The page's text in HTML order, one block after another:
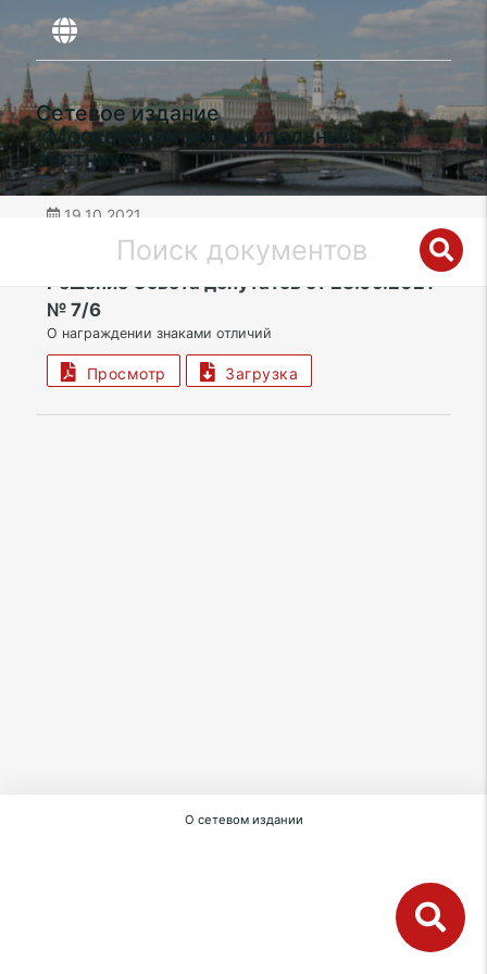
Сетевое издание
«Московский муниципальный
вестник»
19.10.2021
НАО | Поселение Десеновское
Решение Совета депутатов от 28.09.2021
№ 7/6
О награждении знаками отличий
Просмотр Загрузка
О сетевом издании